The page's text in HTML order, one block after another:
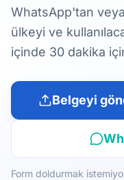
WhatsApp'tan
ülkeyi ve
içinde 30 dakika
Belgeyi
Form doldurmak